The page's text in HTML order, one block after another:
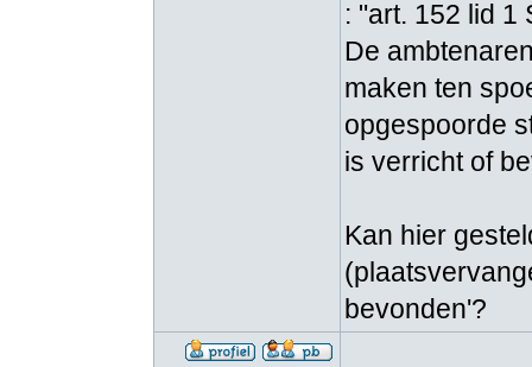
: "art. 152 lid 1
De
maken ten
opgespoorde
is verricht of
Kan hier
bevonden'?